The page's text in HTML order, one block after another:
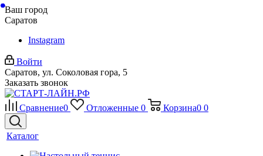
Ваш город
Саратов
Instagram
Войти
Саратов, ул. Соколовая гора, 5
Заказать звонок
Сравнение0 Отложенные 0 Корзина0 0
Каталог